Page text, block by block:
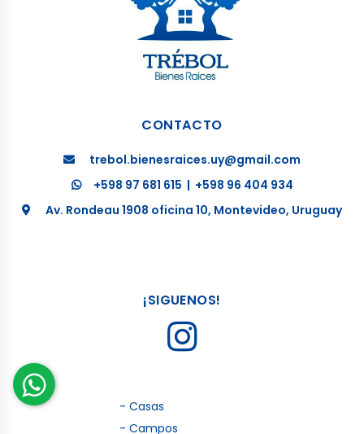
CONTACTO
trebol.bienesraices.uy@gmail.com
+598 97 681 615 | +598 96 404 934
Av. Rondeau 1908 oficina 10, Montevideo, Uruguay
¡SIGUENOS!
- Casas
- Campos